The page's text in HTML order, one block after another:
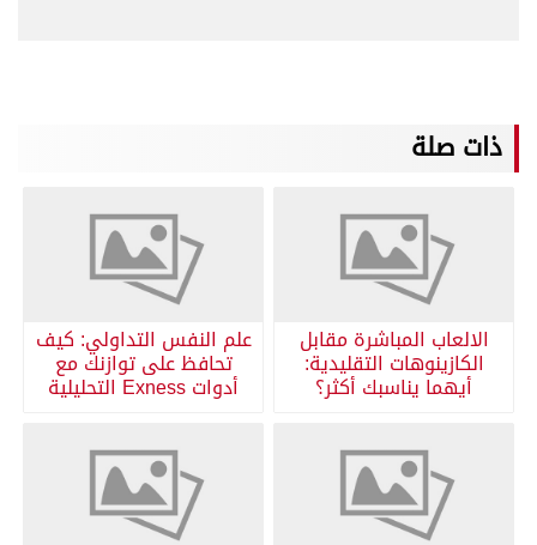
ذات صلة
الالعاب المباشرة مقابل
الكازينوهات التقليدية:
أيهما يناسبك أكثر؟
علم النفس التداولي: كيف
تحافظ على توازنك مع
أدوات Exness التحليلية